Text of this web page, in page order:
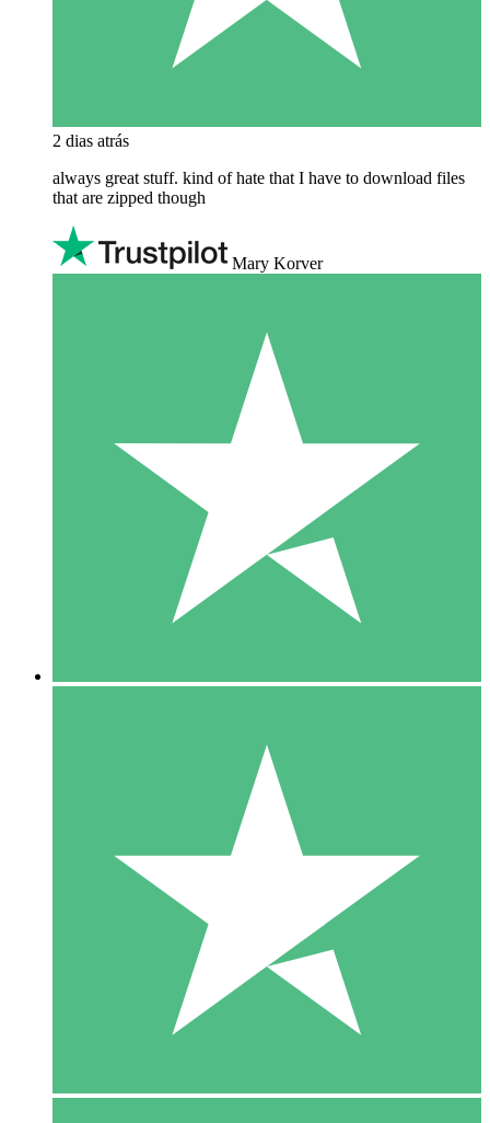
2 dias atrás
always great stuff. kind of hate that I have to download files
that are zipped though
Mary Korver